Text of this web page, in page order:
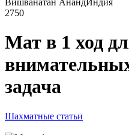
Вишванатан АнандИндия
2750
Мат в 1 ход
задача
Шахматные статьи